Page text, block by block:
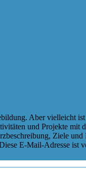
Aber vielleicht
und Projekte mit
Ziele
E-Mail-Adresse ist